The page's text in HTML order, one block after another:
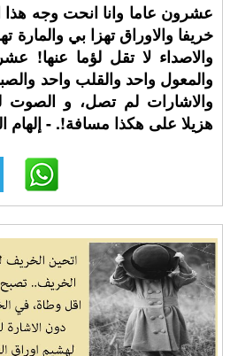
عشرون عاما وانا انحت وجه هذا
خريفا والاوراق تهزا بي والمارة
والاصداء لا تقل لؤما عنها!
والمعول واحد والقلب واحد
والاشارات لم تصل، و
هزيلا على هكذا مسافة!. - إلهام